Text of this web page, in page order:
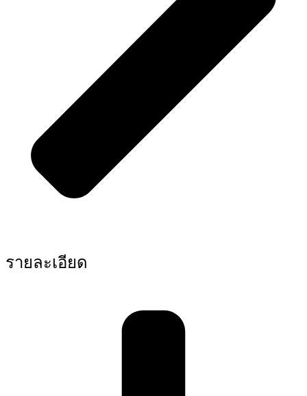
รายละเอียด